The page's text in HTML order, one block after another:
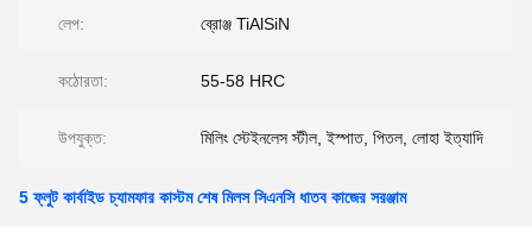
লেপ: ব্রোঞ্জ TiAlSiN
কঠোরতা: 55-58 HRC
উপযুক্ত: মিলিং স্টেইনলেস স্টীল, ইস্পাত, পিতল, লোহা ইত্যাদি
5 ফ্লুট কার্বাইড চ্যামফার কাস্টম শেষ মিলস সিএনসি ধাতব কাজের সরঞ্জাম